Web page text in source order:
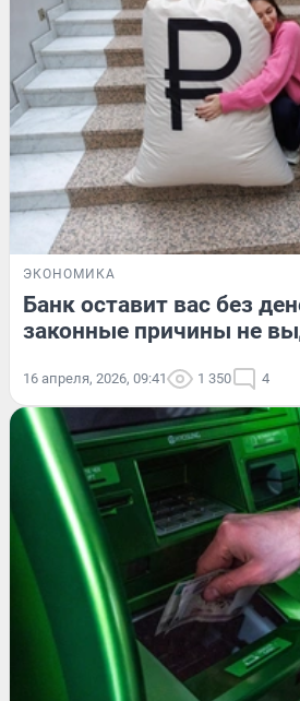
ЭКОНОМИКА
Банк оставит вас без
законные причины не
16 апреля, 2026, 09:41 1 350 4